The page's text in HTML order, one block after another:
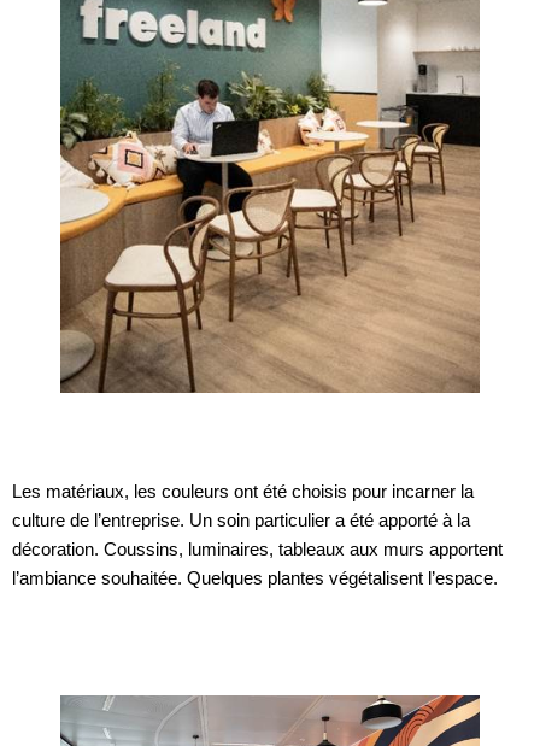
Les matériaux, les couleurs ont été choisis pour incarner la
culture de l’entreprise. Un soin particulier a été apporté à la
décoration. Coussins, luminaires, tableaux aux murs apportent
l’ambiance souhaitée. Quelques plantes végétalisent l’espace.